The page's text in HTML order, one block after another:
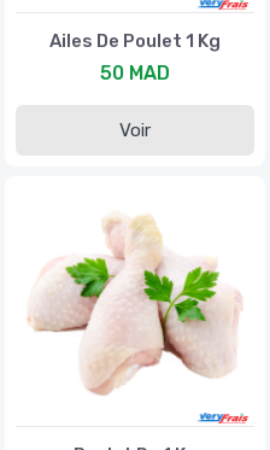
Ailes De Poulet 1 Kg
50 MAD
Voir